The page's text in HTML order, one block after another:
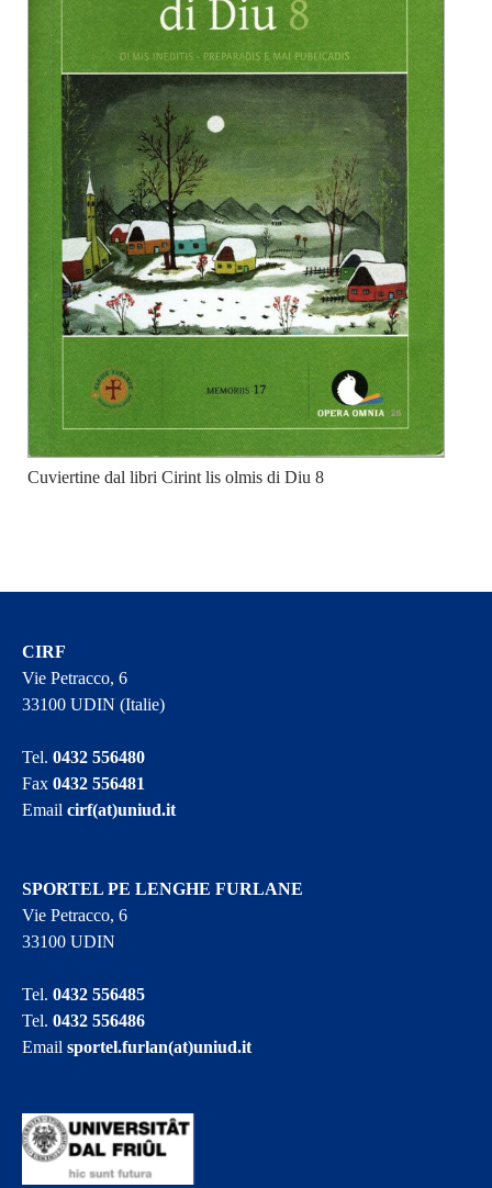
Cuviertine dal libri Cirint lis olmis di Diu 8
CIRF
Vie Petracco, 6
33100 UDIN (Italie)
Tel.0432 556480
Fax0432 556481
Emailcirf(at)uniud.it
SPORTEL PE LENGHE FURLANE
Vie Petracco, 6
33100 UDIN
Tel.0432 556485
Tel.0432 556486
Emailsportel.furlan(at)uniud.it